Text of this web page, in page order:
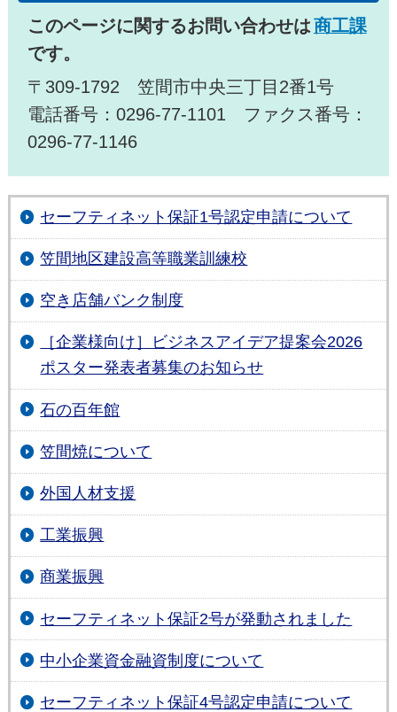
このページに関するお問い合わせは商工課
です。
〒309-1792 笠間市中央三丁目2番1号
電話番号：0296-77-1101 ファクス番号：
0296-77-1146
セーフティネット保証1号認定申請について
笠間地区建設高等職業訓練校
空き店舗バンク制度
［企業様向け］ビジネスアイデア提案会2026
ポスター発表者募集のお知らせ
石の百年館
笠間焼について
外国人材支援
工業振興
商業振興
セーフティネット保証2号が発動されました
中小企業資金融資制度について
セーフティネット保証4号認定申請について